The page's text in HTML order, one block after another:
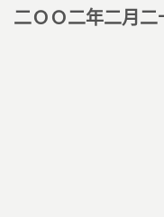
二ＯＯ二年二月二